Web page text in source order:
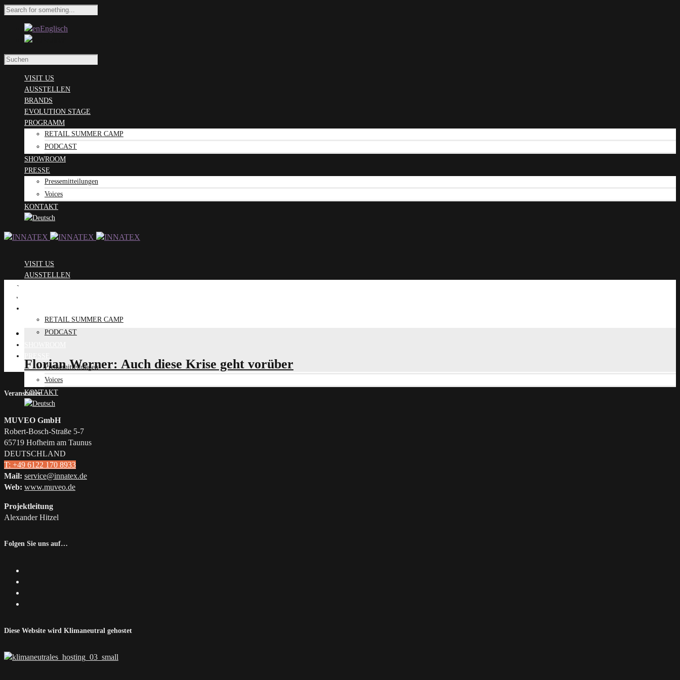
Englisch
VISIT US
AUSSTELLEN
BRANDS
EVOLUTION STAGE
PROGRAMM
RETAIL SUMMER CAMP
PODCAST
SHOWROOM
PRESSE
Pressemitteilungen
Voices
KONTAKT
VISIT US
AUSSTELLEN
RETAIL SUMMER CAMP
PODCAST
Pressemitteilungen
Voices
KONTAKT
Beiträge markiert mit ‘Label’
Florian Werner: Auch diese Krise geht vorüber
Veranstalter
MUVEO GmbH
Robert-Bosch-Straße 5-7
65719 Hofheim am Taunus
DEUTSCHLAND
T: +49 6122 170 8933
Mail: service@innatex.de
Web: www.muveo.de
Projektleitung
Alexander Hitzel
Folgen Sie uns auf…
Diese Website wird Klimaneutral gehostet